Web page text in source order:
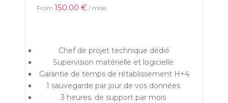
From 150.00 € / mois
Chef de projet technique dédié
Supervision matérielle et logicielle
Garantie de temps de rétablissement H+4
1 sauvegarde par jour de vos données
3 heures. de support par mois